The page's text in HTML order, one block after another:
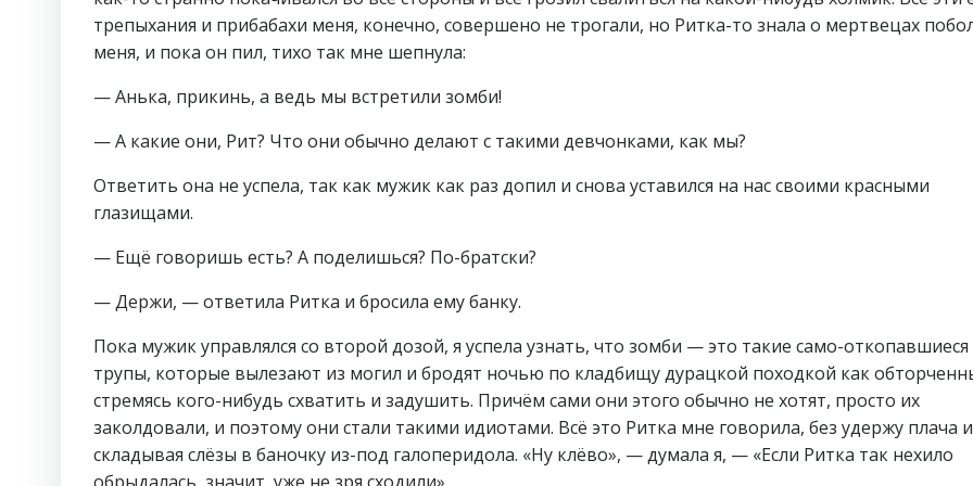
трепыхания и прибабахи меня, конечно, совершено не трогали, но Ритка-то знала о мертвецах
меня, и пока он пил, тихо так мне шепнула:
— Анька, прикинь, а ведь мы встретили зомби!
— А какие они, Рит? Что они обычно делают с такими девчонками, как мы?
Ответить она не успела, так как мужик как раз допил и снова уставился на нас своими красными
глазищами.
— Ещё говоришь есть? А поделишься? По-братски?
— Держи, — ответила Ритка и бросила ему банку.
Пока мужик управлялся со второй дозой, я успела узнать, что зомби — это такие само-откопавшиеся
трупы, которые вылезают из могил и бродят ночью по кладбищу дурацкой походкой как
стремясь кого-нибудь схватить и задушить. Причём сами они этого обычно не хотят, просто их
заколдовали, и поэтому они стали такими идиотами. Всё это Ритка мне говорила, без удержу плача и
складывая слёзы в баночку из-под галоперидола. «Ну клёво», — думала я, — «Если Ритка так нехило